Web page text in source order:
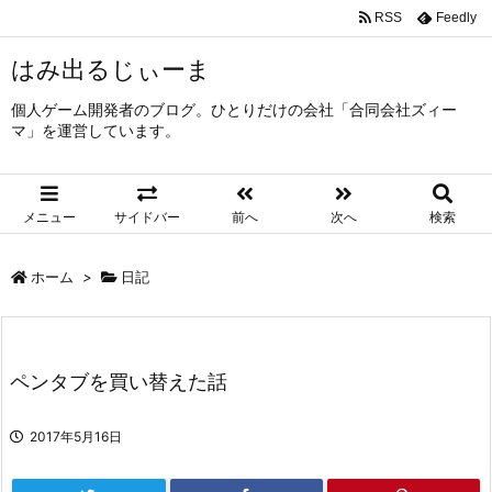
はみ出るじぃーま
個人ゲーム開発者のブログ。ひとりだけの会社「合同会社ズィー
マ」を運営しています。
メニュー サイドバー 前へ 次へ 検索
RSS Feedly
ホーム > 日記
ペンタブを買い替えた話
2017年5月16日